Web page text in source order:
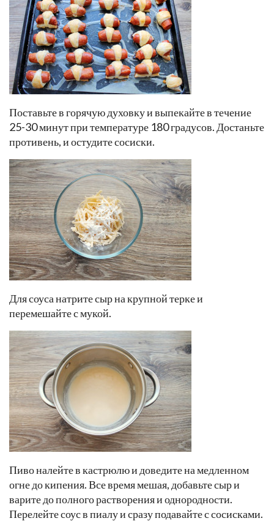
Поставьте в горячую духовку и выпекайте в течение
25-30 минут при температуре 180 градусов. Достаньте
противень, и остудите сосиски.
Для соуса натрите сыр на крупной терке и
перемешайте с мукой.
Пиво налейте в кастрюлю и доведите на медленном
огне до кипения. Все время мешая, добавьте сыр и
варите до полного растворения и однородности.
Перелейте соус в пиалу и сразу подавайте с сосисками.